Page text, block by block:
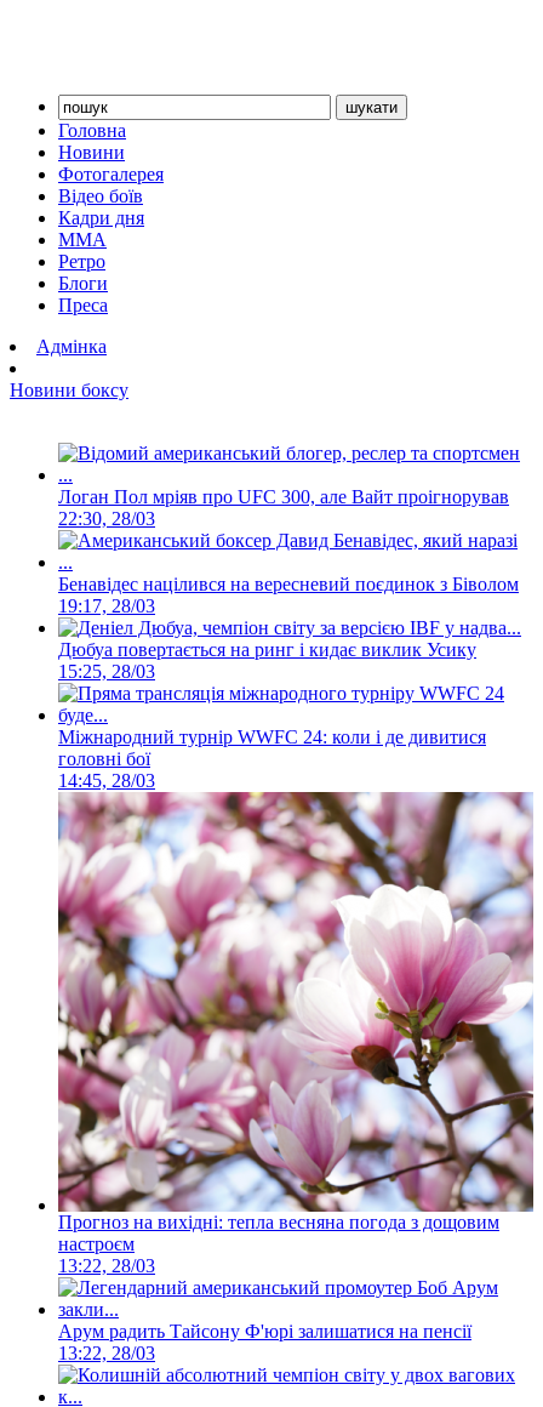
Головна
Новини
Фотогалерея
Відео боїв
Кадри дня
ММА
Ретро
Блоги
Преса
Адмінка
Новини боксу
Логан Пол мріяв про UFC 300, але Вайт проігнорував
22:30, 28/03
Бенавідес націлився на вересневий поєдинок з Біволом
19:17, 28/03
Дюбуа повертається на ринг і кидає виклик Усику
15:25, 28/03
Міжнародний турнір WWFC 24: коли і де дивитися
головні бої
14:45, 28/03
Прогноз на вихідні: тепла весняна погода з дощовим
настроєм
13:22, 28/03
Арум радить Тайсону Ф'юрі залишатися на пенсії
13:22, 28/03